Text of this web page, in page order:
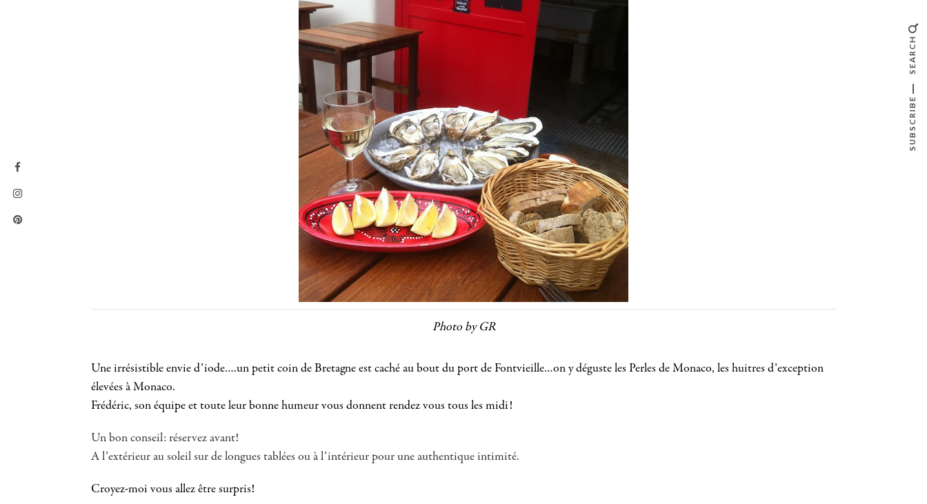
Photo by GR
Une irrésistible envie d’iode….un petit coin de Bretagne est caché au bout du port de Fontvieille…on y déguste les Perles de Monaco, les huitres d’exception
élevées à Monaco.
Frédéric, son équipe et toute leur bonne humeur vous donnent rendez vous tous les midi!
Un bon conseil: réservez avant!
A l’extérieur au soleil sur de longues tablées ou à l’intérieur pour une authentique intimité.
Croyez-moi vous allez être surpris!
SEARCH
SUBSCRIBE